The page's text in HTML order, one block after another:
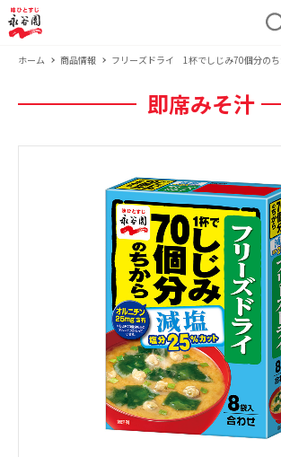
ホーム 商品情報 フリーズドライ 1杯でしじみ70個分の
即席みそ汁